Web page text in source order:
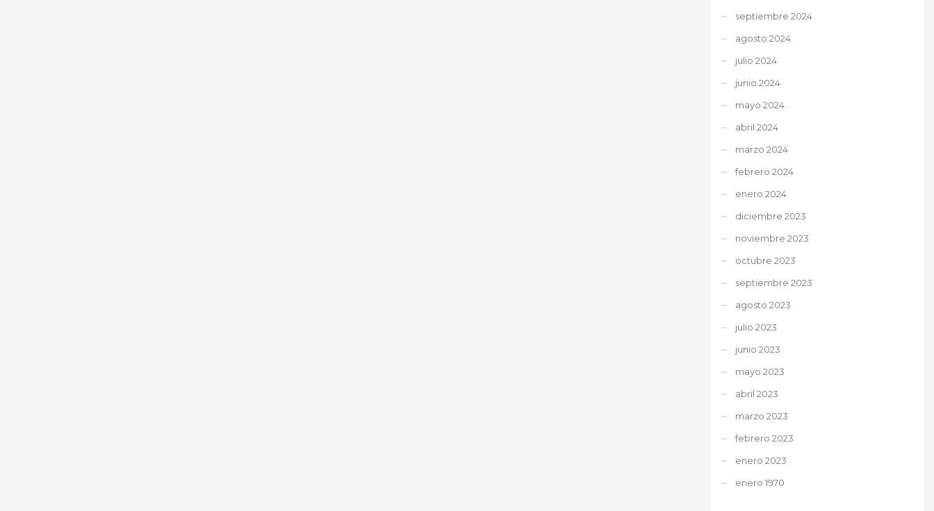
septiembre 2024
agosto 2024
julio 2024
junio 2024
mayo 2024
abril 2024
marzo 2024
febrero 2024
enero 2024
diciembre 2023
noviembre 2023
octubre 2023
septiembre 2023
agosto 2023
julio 2023
junio 2023
mayo 2023
abril 2023
marzo 2023
febrero 2023
enero 2023
enero 1970